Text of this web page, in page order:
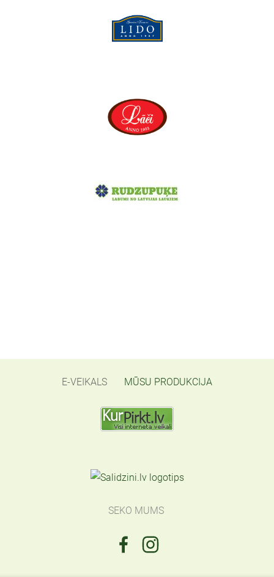
E-VEIKALS MŪSU PRODUKCIJA
SEKO MUMS